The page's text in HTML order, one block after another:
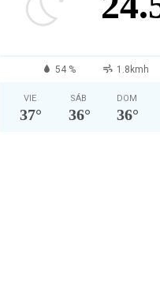
54 % 1.8kmh
VIE
37°
SÁB
36°
DOM
36°